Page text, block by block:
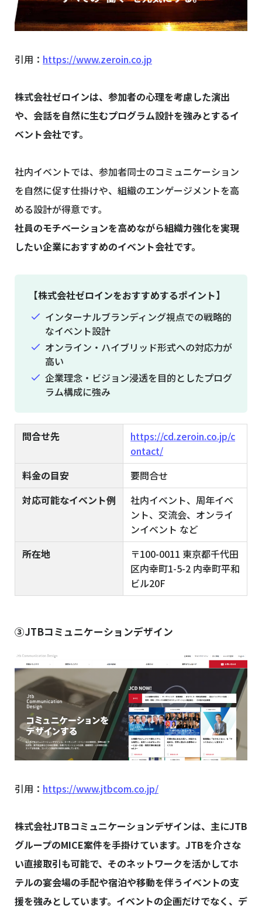
引用： https://www.zeroin.co.jp
株式会社ゼロインは、参加者の心理を考慮した演出
や、会話を自然に生むプログラム設計を強みとするイ
ベント会社です。
社内イベントでは、参加者同士のコミュニケーション
を自然に促す仕掛けや、組織のエンゲージメントを高
める設計が得意です。
社員のモチベーションを高めながら組織力強化を実現
したい企業におすすめのイベント会社です。
【株式会社ゼロインをおすすめするポイント】
インターナルブランディング視点での戦略的
なイベント設計
オンライン・ハイブリッド形式への対応力が
高い
企業理念・ビジョン浸透を目的としたプログ
ラム構成に強み
問合せ先
https://cd.zeroin.co.jp/c
ontact/
料金の目安
要問合せ
対応可能なイベント例
社内イベント、周年イベ
ント、交流会、オンライ
ンイベント など
所在地
〒100-0011 東京都千代田
区内幸町1-5-2 内幸町平和
ビル20F
③JTBコミュニケーションデザイン
引用： https://www.jtbcom.co.jp/
株式会社JTBコミュニケーションデザインは、主にJTB
グループのMICE案件を手掛けています。JTBを介さな
い直接取引も可能で、そのネットワークを活かしてホ
テルの宴会場の手配や宿泊や移動を伴うイベントの支
援を強みとしています。イベントの企画だけでなく、デ